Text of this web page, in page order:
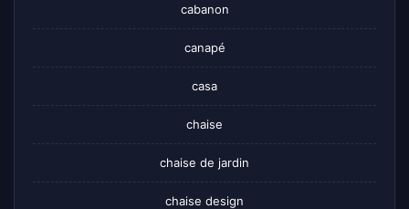
cabanon
canapé
casa
chaise
chaise de jardin
chaise design